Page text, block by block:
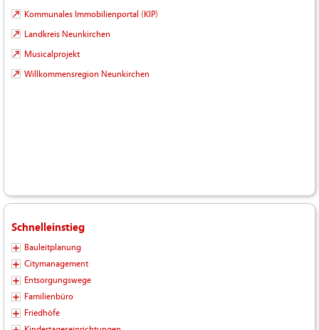
Kommunales Immobilienportal (KIP)
Landkreis Neunkirchen
Musicalprojekt
Willkommensregion Neunkirchen
Schnelleinstieg
Bauleitplanung
Citymanagement
Entsorgungswege
Familienbüro
Friedhöfe